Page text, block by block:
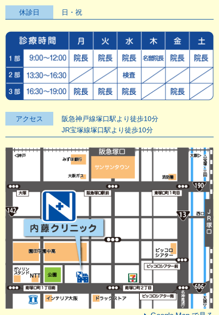
休診日 日・祝
アクセス
阪急神戸線塚口駅より徒歩10分
JR宝塚線塚口駅より徒歩10分